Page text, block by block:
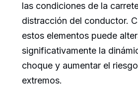
las condiciones de la
distracción del conductor.
estos elementos puede
significativamente la
choque y aumentar el
extremos.